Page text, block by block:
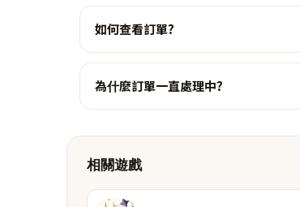
如何查看訂單?
為什麼訂單一直處理中?
相關遊戲